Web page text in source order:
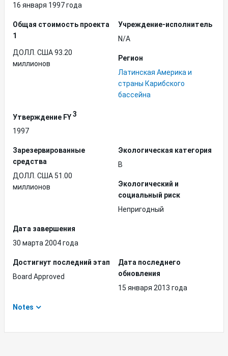
16 января 1997 года
Общая стоимость проекта
1
ДОЛЛ. США 93.20
миллионов
Учреждение-исполнитель
N/A
Регион
Латинская Америка и
страны Карибского
бассейна
Утверждение FY3
1997
Зарезервированные
средства
ДОЛЛ. США 51.00
миллионов
Экологическая категория
B
Экологический и
социальный риск
Непригодный
Дата завершения
30 марта 2004 года
Достигнут последний этап
Board Approved
Дата последнего
обновления
15 января 2013 года
Notes